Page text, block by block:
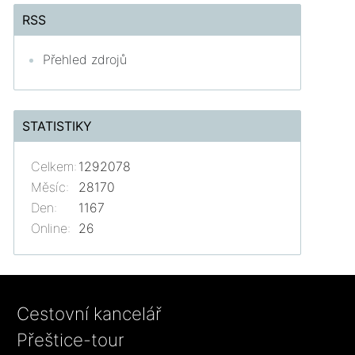
RSS
Přehled zdrojů
STATISTIKY
Online: 26
Celkem: 1292078
Měsíc:
28170
Den:
1167
Cestovní kancelář
Přeštice-tour